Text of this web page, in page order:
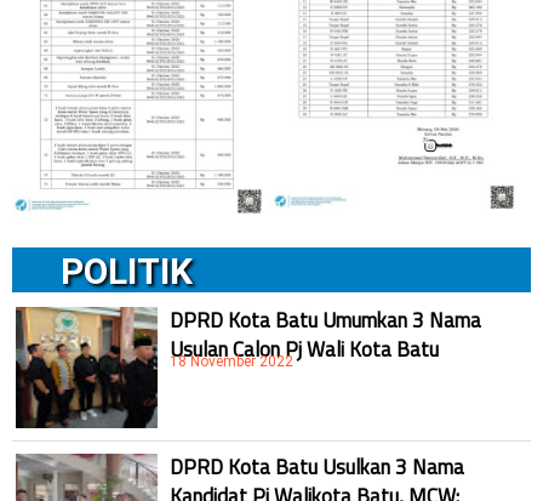
POLITIK
DPRD Kota Batu Umumkan 3 Nama
Usulan Calon Pj Wali Kota Batu
18 November 2022
DPRD Kota Batu Usulkan 3 Nama
Kandidat Pj Walikota Batu, MCW: